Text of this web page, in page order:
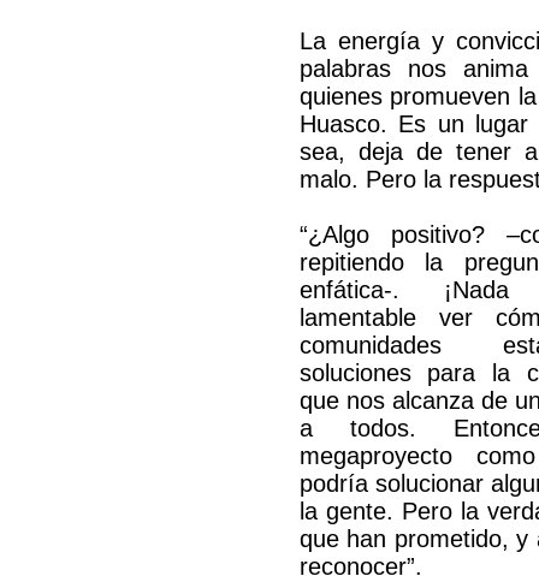
La energía y
palabras nos
quienes promueven
Huasco. Es un
sea, deja de tener
malo. Pero la
“¿Algo positivo?
repitiendo la
enfática-.
lamentable ver
comunidades
soluciones para la
que nos alcanza de
a todos.
megaproyecto
podría solucionar
la gente. Pero la
que han prometido, y
reconocer”.